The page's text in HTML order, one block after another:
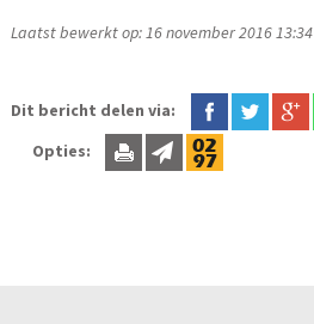
Laatst bewerkt op: 16 november 2016 13:34
Dit bericht delen via:
Opties: